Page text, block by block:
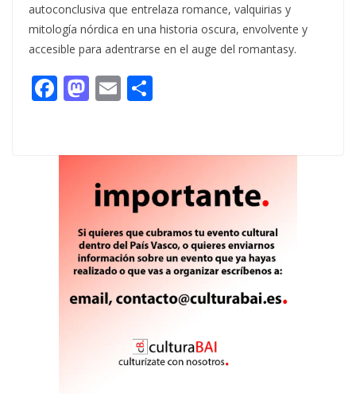
autoconclusiva que entrelaza romance, valquirias y
mitología nórdica en una historia oscura, envolvente y
accesible para adentrarse en el auge del romantasy.
F
b
M
d
o
n
E
l p
ar
ti
r